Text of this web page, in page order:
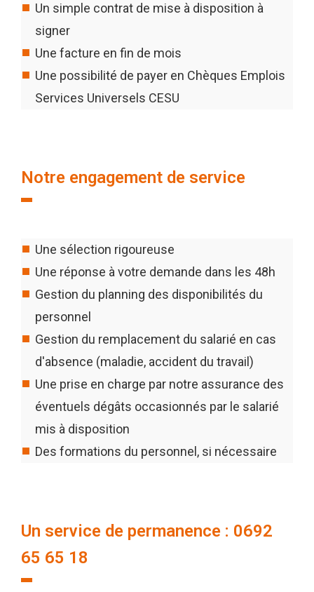
Un simple contrat de mise à disposition à
signer
Une facture en fin de mois
Une possibilité de payer en Chèques Emplois
Services Universels CESU
Notre engagement de service
Une sélection rigoureuse
Une réponse à votre demande dans les 48h
Gestion du planning des disponibilités du
personnel
Gestion du remplacement du salarié en cas
d'absence (maladie, accident du travail)
Une prise en charge par notre assurance des
éventuels dégâts occasionnés par le salarié
mis à disposition
Des formations du personnel, si nécessaire
Un service de permanence : 0692
65 65 18